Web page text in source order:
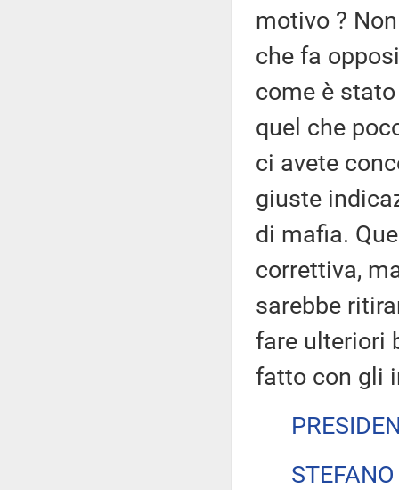
motivo ?
che fa
come è
quel che
ci avete
giuste
di mafia.
correttiva,
sarebbe
fare ulteriori
fatto con gli